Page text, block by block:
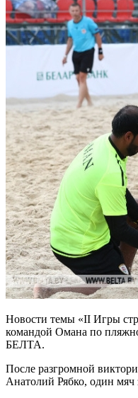
Новости темы «II Игры
командой Омана по
БЕЛТА.
После разгромной
Анатолий Рябко, один